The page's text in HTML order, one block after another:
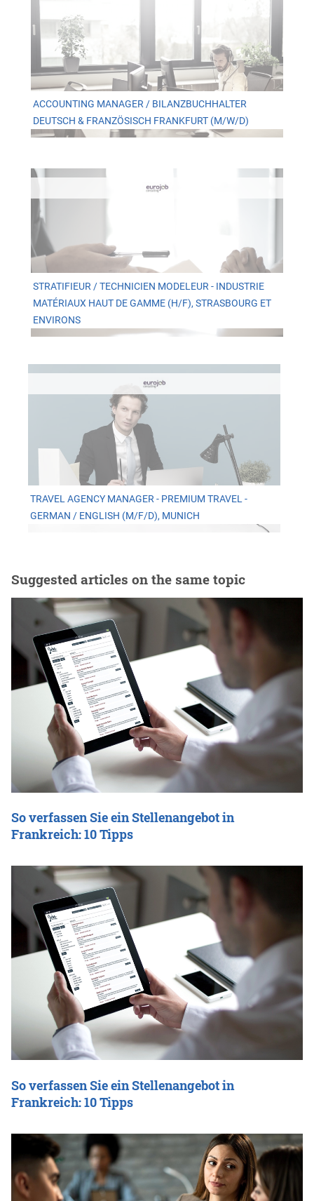
ACCOUNTING MANAGER / BILANZBUCHHALTER
DEUTSCH & FRANZÖSISCH FRANKFURT (M/W/D)
STRATIFIEUR / TECHNICIEN MODELEUR - INDUSTRIE
MATÉRIAUX HAUT DE GAMME (H/F), STRASBOURG ET
ENVIRONS
TRAVEL AGENCY MANAGER - PREMIUM TRAVEL -
GERMAN / ENGLISH (M/F/D), MUNICH
Suggested articles on the same topic
So verfassen Sie ein Stellenangebot in
Frankreich: 10 Tipps
So verfassen Sie ein Stellenangebot in
Frankreich: 10 Tipps